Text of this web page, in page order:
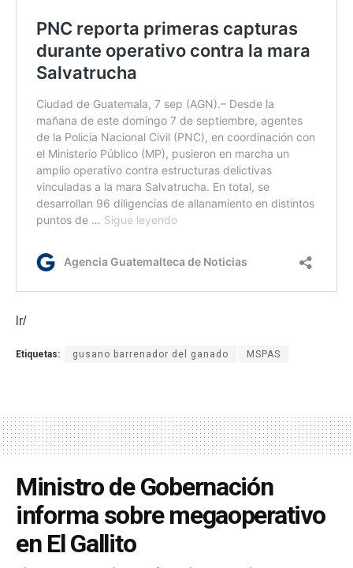
lr/
Etiquetas: gusano barrenador del ganado MSPAS
Ministro de Gobernación
informa sobre megaoperativo
en El Gallito